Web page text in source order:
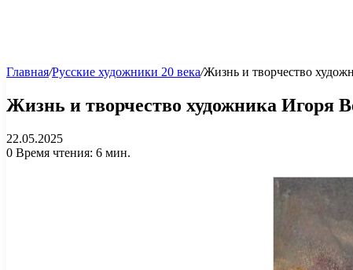
Главная/Русские художники 20 века/Жизнь и творчество
Жизнь и творчество художника Игоря
22.05.2025
0 Время чтения: 6 мин.